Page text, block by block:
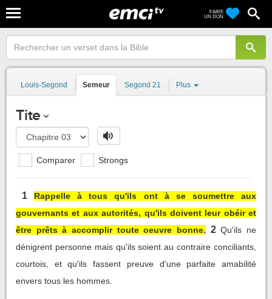
FAIRE
UN DON
Louis-Segond Semeur Segond 21 Plus
Tite
Comparer Strongs
1
Rappelle à tous qu'ils ont à se soumettre aux
gouvernants et aux autorités, qu'ils doivent leur obéir et
être prêts à accomplir toute oeuvre bonne. 2 Qu'ils ne
dénigrent personne mais qu'ils soient au contraire conciliants,
courtois, et qu'ils fassent preuve d'une parfaite amabilité
envers tous les hommes.